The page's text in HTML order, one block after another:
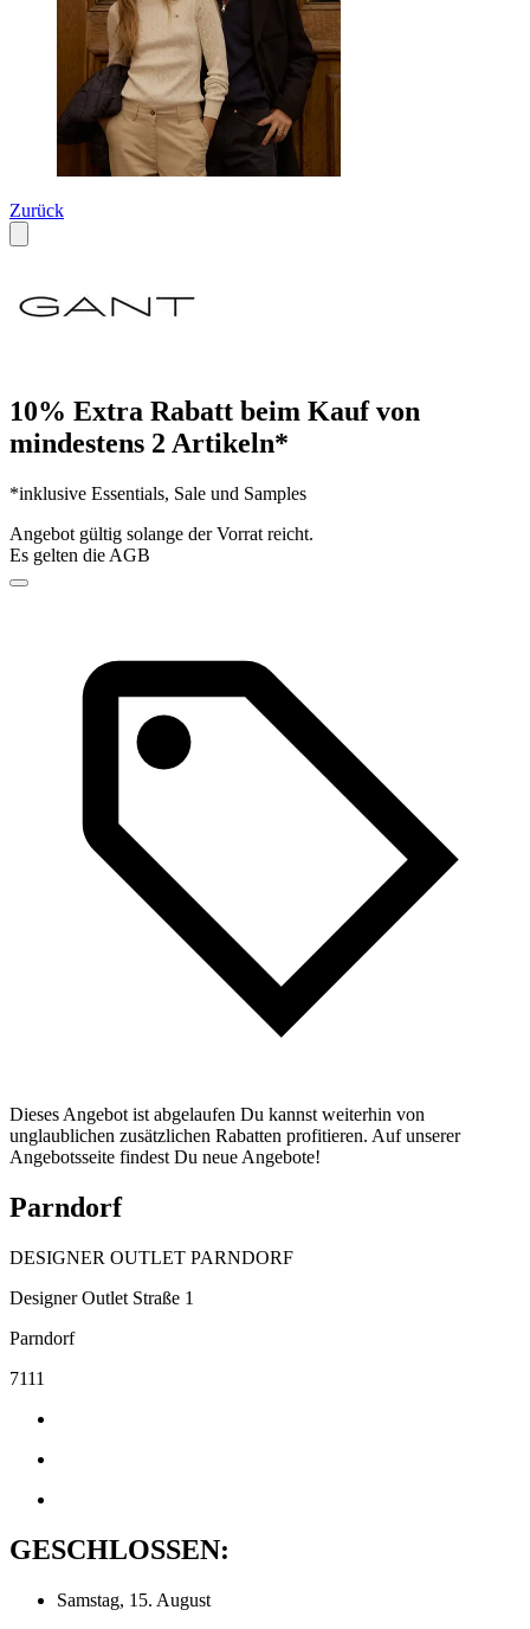
Zurück
10% Extra Rabatt beim Kauf von
mindestens 2 Artikeln*
*inklusive Essentials, Sale und Samples
Angebot gültig solange der Vorrat reicht.
Es gelten die AGB
Dieses Angebot ist abgelaufen Du kannst weiterhin von
unglaublichen zusätzlichen Rabatten profitieren. Auf unserer
Angebotsseite findest Du neue Angebote!
Parndorf
DESIGNER OUTLET PARNDORF
Designer Outlet Straße 1
Parndorf
7111
GESCHLOSSEN:
Samstag, 15. August